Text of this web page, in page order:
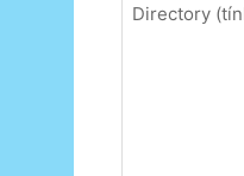
Directory